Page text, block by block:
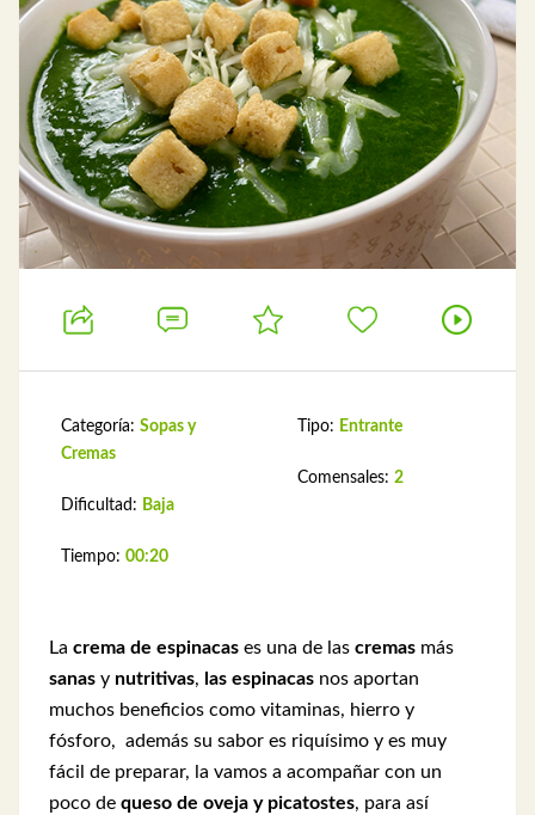
Categoría: Sopas y
Cremas
Dificultad: Baja
Tiempo: 00:20
Tipo: Entrante
Comensales: 2
La crema de espinacas es una de las cremas más
sanas y nutritivas, las espinacas nos aportan
muchos beneficios como vitaminas, hierro y
fósforo, además su sabor es riquísimo y es muy
fácil de preparar, la vamos a acompañar con un
poco de queso de oveja y picatostes, para así